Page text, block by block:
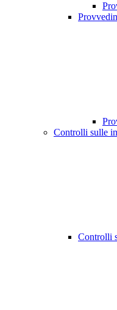
Controlli sulle
Controlli